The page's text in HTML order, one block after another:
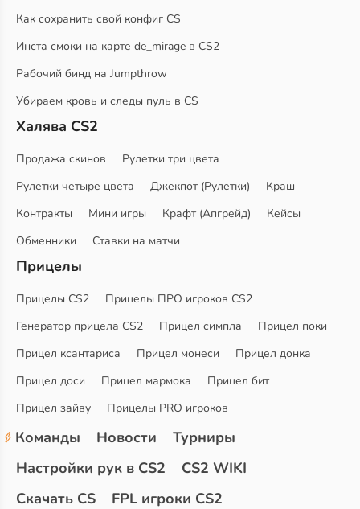
Как сохранить свой конфиг CS
Инста смоки на карте de_mirage в CS2
Рабочий бинд на Jumpthrow
Убираем кровь и следы пуль в CS
Халява CS2
Продажа скинов
Рулетки три цвета
Рулетки четыре цвета
Джекпот (Рулетки)
Краш
Контракты
Мини игры Крафт (Апгрейд)
Кейсы
Обменники
Ставки на матчи
Прицелы
Прицелы CS2
Прицелы ПРО игроков CS2
Генератор прицела CS2
Прицел симпла
Прицел поки
Прицел ксантариса
Прицел монеси
Прицел донка
Прицел доси
Прицел мармока
Прицел бит
Прицел зайву
Прицелы PRO игроков
Команды Новости
Турниры
Настройки рук в CS2
CS2 WIKI
Скачать CS
FPL игроки CS2